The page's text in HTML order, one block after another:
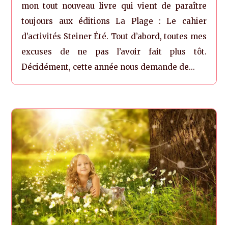
mon tout nouveau livre qui vient de paraître
toujours aux éditions La Plage : Le cahier
d’activités Steiner Été. Tout d’abord, toutes mes
excuses de ne pas l’avoir fait plus tôt.
Décidément, cette année nous demande de...